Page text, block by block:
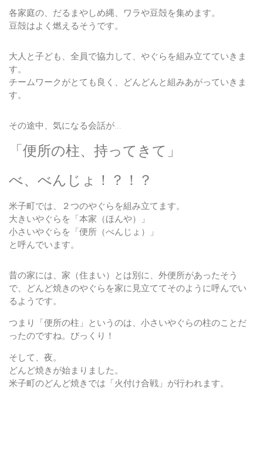
各家庭の、だるまやしめ縄、ワラや豆殻を集めます。
豆殻はよく燃えるそうです。
大人と子ども、全員で協力して、やぐらを組み立てていきま
す。
チームワークがとても良く、どんどんと組みあがっていきま
す。
その途中、気になる会話が...
「便所の柱、持ってきて」
べ、べんじょ！？！？
米子町では、２つのやぐらを組み立てます。
大きいやぐらを「 本家 （ほんや）」
小さいやぐらを「 便所 （べんじょ）」
と呼んでいます。
昔の家には、家（住まい）とは別に、外便所があったそう
で、どんど焼きのやぐらを家に見立ててそのように呼んでい
るようです。
つまり「便所の柱」というのは、小さいやぐらの柱のことだ
ったのですね。びっくり！
そして、夜。
どんど焼きが始まりました。
米子町のどんど焼きでは「 火付け合戦 」が行われます。